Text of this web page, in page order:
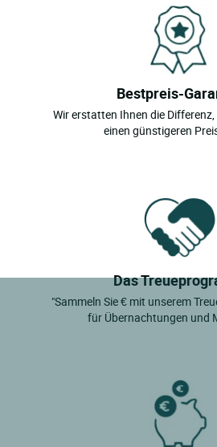
Bestpreis-
Wir erstatten Ihnen die
einen günstigeren
Das
"Sammeln Sie € mit unserem
für Übernachtungen und